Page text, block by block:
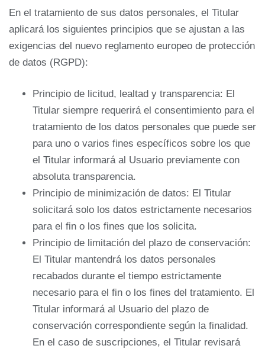
En el tratamiento de sus datos personales, el Titular
aplicará los siguientes principios que se ajustan a las
exigencias del nuevo reglamento europeo de protección
de datos (RGPD):
Principio de licitud, lealtad y transparencia: El
Titular siempre requerirá el consentimiento para el
tratamiento de los datos personales que puede ser
para uno o varios fines específicos sobre los que
el Titular informará al Usuario previamente con
absoluta transparencia.
Principio de minimización de datos: El Titular
solicitará solo los datos estrictamente necesarios
para el fin o los fines que los solicita.
Principio de limitación del plazo de conservación:
El Titular mantendrá los datos personales
recabados durante el tiempo estrictamente
necesario para el fin o los fines del tratamiento. El
Titular informará al Usuario del plazo de
conservación correspondiente según la finalidad.
En el caso de suscripciones, el Titular revisará